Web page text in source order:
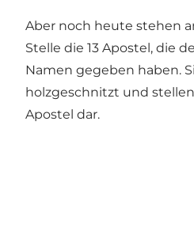
Aber noch heute stehen
Stelle die 13 Apostel, die
Namen gegeben haben.
holzgeschnitzt und
Apostel dar.